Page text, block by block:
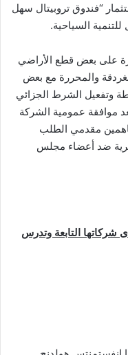
“فندوق تروبيتال سهل
السياحية.
على بعض قطع الأراضي
والمحررة مع بعض
وتفعيل الشرط الجزائي
موافقة عمومية الشركة
مقدمي الطلب
ضد أعضاء مجلس
شركاتها التابعة وتدرس